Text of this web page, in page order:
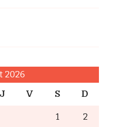
2026
J V S D
1 2